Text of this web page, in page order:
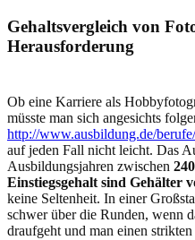
Gehaltsvergleich von
Herausforderung
Ob eine Karriere als
müsste man sich angesichts
http://www.ausbildung.de/
auf jeden Fall nicht leicht. Das
Ausbildungsjahren zwischen
Einstiegsgehalt sind Gehälter
keine Seltenheit. In einer
schwer über die Runden, wenn
draufgeht und man einen